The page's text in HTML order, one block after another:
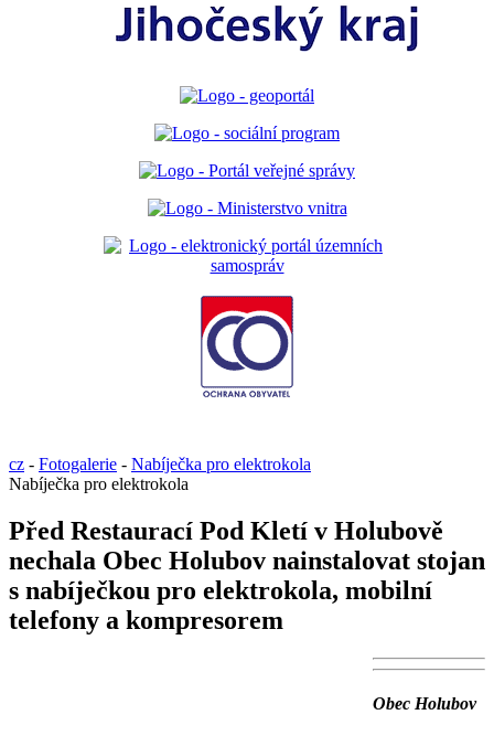
cz - Fotogalerie - Nabíječka pro elektrokola
Nabíječka pro elektrokola
Před Restaurací Pod Kletí v Holubově
nechala Obec Holubov nainstalovat stojan
s nabíječkou pro elektrokola, mobilní
telefony a kompresorem
Obec Holubov